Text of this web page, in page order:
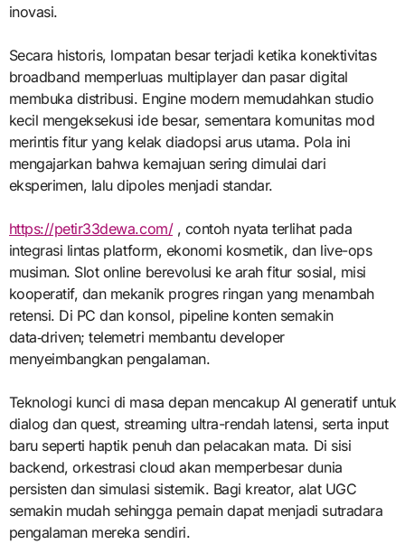
inovasi.
Secara historis, lompatan besar terjadi ketika konektivitas
broadband memperluas multiplayer dan pasar digital
membuka distribusi. Engine modern memudahkan studio
kecil mengeksekusi ide besar, sementara komunitas mod
merintis fitur yang kelak diadopsi arus utama. Pola ini
mengajarkan bahwa kemajuan sering dimulai dari
eksperimen, lalu dipoles menjadi standar.
https://petir33dewa.com/, contoh nyata terlihat pada
integrasi lintas platform, ekonomi kosmetik, dan live-ops
musiman. Slot online berevolusi ke arah fitur sosial, misi
kooperatif, dan mekanik progres ringan yang menambah
retensi. Di PC dan konsol, pipeline konten semakin
data‑driven; telemetri membantu developer
menyeimbangkan pengalaman.
Teknologi kunci di masa depan mencakup AI generatif untuk
dialog dan quest, streaming ultra-rendah latensi, serta input
baru seperti haptik penuh dan pelacakan mata. Di sisi
backend, orkestrasi cloud akan memperbesar dunia
persisten dan simulasi sistemik. Bagi kreator, alat UGC
semakin mudah sehingga pemain dapat menjadi sutradara
pengalaman mereka sendiri.